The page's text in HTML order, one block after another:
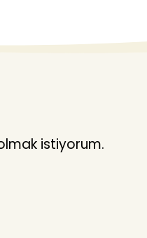
istiyorum.